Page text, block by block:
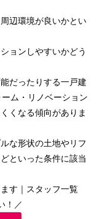
辺環境が良いかとい
ョンしやすいかどう
だったりする一戸建
ム・リノベーション
くなる傾向がありま
な形状の土地やリフ
といった条件に該当
す｜ スタッフ一覧
！／